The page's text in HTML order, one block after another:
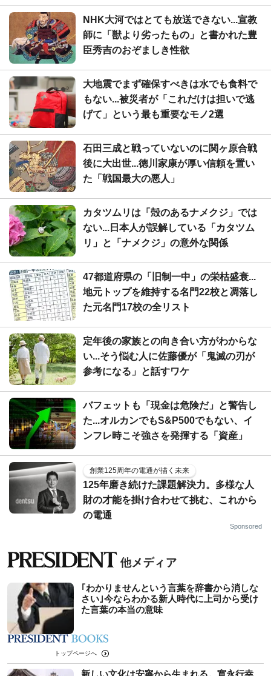
NHK大河ではとても放送できない...宣教
師に「獣より劣ったもの」と書かれた豊
臣秀吉のおぞましき性欲
大地震でまず確保すべきは水でも食料で
もない...被災者が「これだけは担いで逃
げて」という最も重要なモノ2選
石田三成と戦っていないのに関ヶ原合戦
後に大出世...徳川家康が厚い信頼を置い
た「戦国最大の悪人」
カタツムリは「殻のあるナメクジ」では
ない...日本人が誤解している「カタツム
リ」と「ナメクジ」の意外な関係
47都道府県の「旧制一中」の栄枯盛衰...
地元トップを維持する名門22校と凋落し
た元名門17校の全リスト
定年後の家族との向き合い方がわからな
い...そう悩む人に佐藤優が「鬼滅の刃が
参考になる」と話すワケ
バフェットも「現金は危険だ」と警告し
た...オルカンでもS&P500でもない、イ
ンフレ時こそ強さを発揮する「資産」
創業125周年の電通が描く未来
125年磨き続けた課題解決力。多様な人
財の才能を掛け合わせて挑む、これから
の電通
Sponsored
｢わかりませんという言葉を辞書から消しな
さい｣今ならわかる新人時代に上司から受け
た言葉の本当の意味
トップページへ
新しい文化は安寧から生まれる。寛永行幸